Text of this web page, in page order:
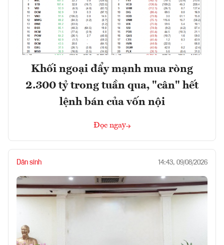
Khối ngoại đẩy mạnh mua ròng
2.300 tỷ trong tuần qua, "cân" hết
lệnh bán của vốn nội
Đọc ngay
Dân sinh 14:43, 09/08/2026